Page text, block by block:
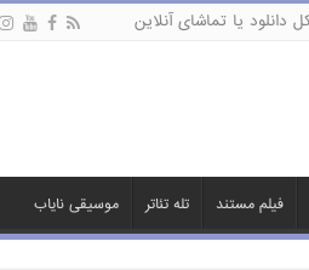
یا تماشای آنلاین
فیلم مستند تله تئاتر موسیقی نایاب